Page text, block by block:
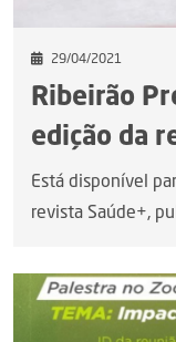
29/04/2021
Ribeirão
edição da
Está disponível
revista Saúde+,